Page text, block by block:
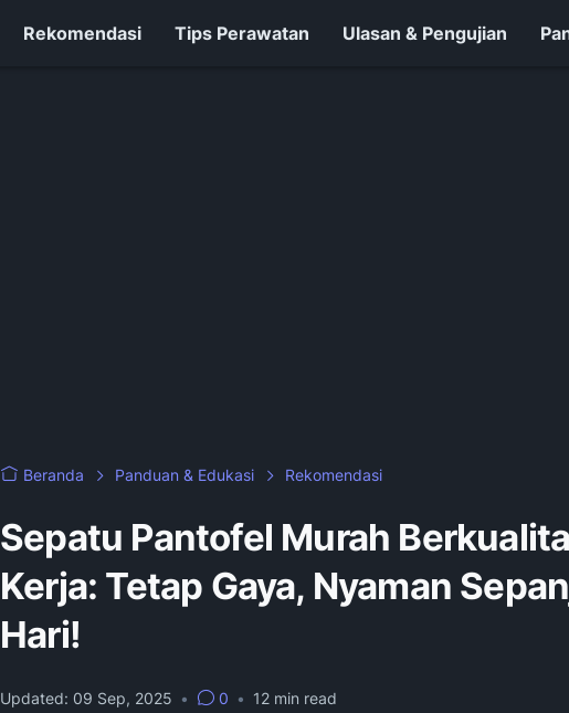
Rekomendasi Tips Perawatan Ulasan & Pengujian
Beranda Panduan & Edukasi Rekomendasi
Sepatu Pantofel Murah
Kerja: Tetap Gaya, Nyaman
Hari!
Updated: 09 Sep, 2025 • 0 • 12 min read